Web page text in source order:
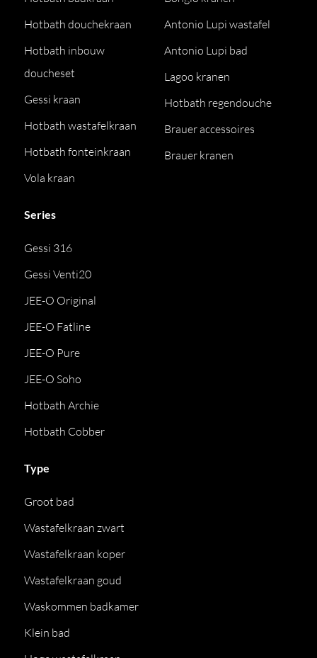
Hotbath douchekraan
Hotbath inbouw
doucheset
Gessi kraan
Hotbath wastafelkraan
Hotbath fonteinkraan
Vola kraan
Antonio Lupi wastafel
Antonio Lupi bad
Lagoo kranen
Hotbath regendouche
Brauer accessoires
Brauer kranen
Series
Gessi 316
Gessi Venti20
JEE-O Original
JEE-O Fatline
JEE-O Pure
JEE-O Soho
Hotbath Archie
Hotbath Cobber
Type
Groot bad
Wastafelkraan zwart
Wastafelkraan koper
Wastafelkraan goud
Waskommen badkamer
Klein bad